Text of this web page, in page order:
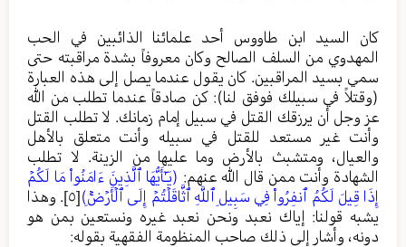
كان السيد ابن طاووس أحد علمائنا الذائبين في الحب
المهدوي من السلف الصالح وكان معروفاً بشدة مراقبته حتى
سمي بسيد المراقبين. كان يقول عندما يصل إلى هذه العبارة
(وقتلاً في سبيلك فوفق لنا): كن صادقاً عندما تطلب من الله
عز وجل أن يرزقك القتل في سبيل إمام زمانك. لا تطلب القتل
وأنت غير مستعد للقتل في سبيله وأنت متعلق بالأهل
والعيال، ومتشبث بالأرض وما عليها من الزينة. لا تطلب
الشهادة وأنت ممن قال الله عنهم: (يَـٰٓأَيُّهَا ٱلَّذِينَ ءَامَنُواْ مَا لَكُمۡ
إِذَا قِيلَ لَكُمُ ٱنفِرُواْ فِي سَبِيلِ ٱللَّهِ ٱثَّاقَلۡتُمۡ إِلَى ٱلۡأَرۡضِۚ)[٥]
. وهذا
يشبه قولنا: إياك نعبد ونحن نعبد غيره ونستعين بمن هو
دونه، وأشار إلى ذلك صاحب المنظومة الفقهية بقوله: